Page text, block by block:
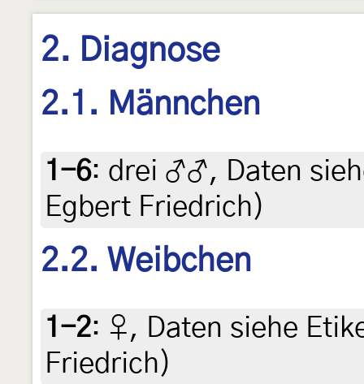
2. Diagnose
2.1. Männchen
1-6: drei ♂♂, Daten
Egbert Friedrich)
2.2. Weibchen
1-2: ♀, Daten siehe
Friedrich)